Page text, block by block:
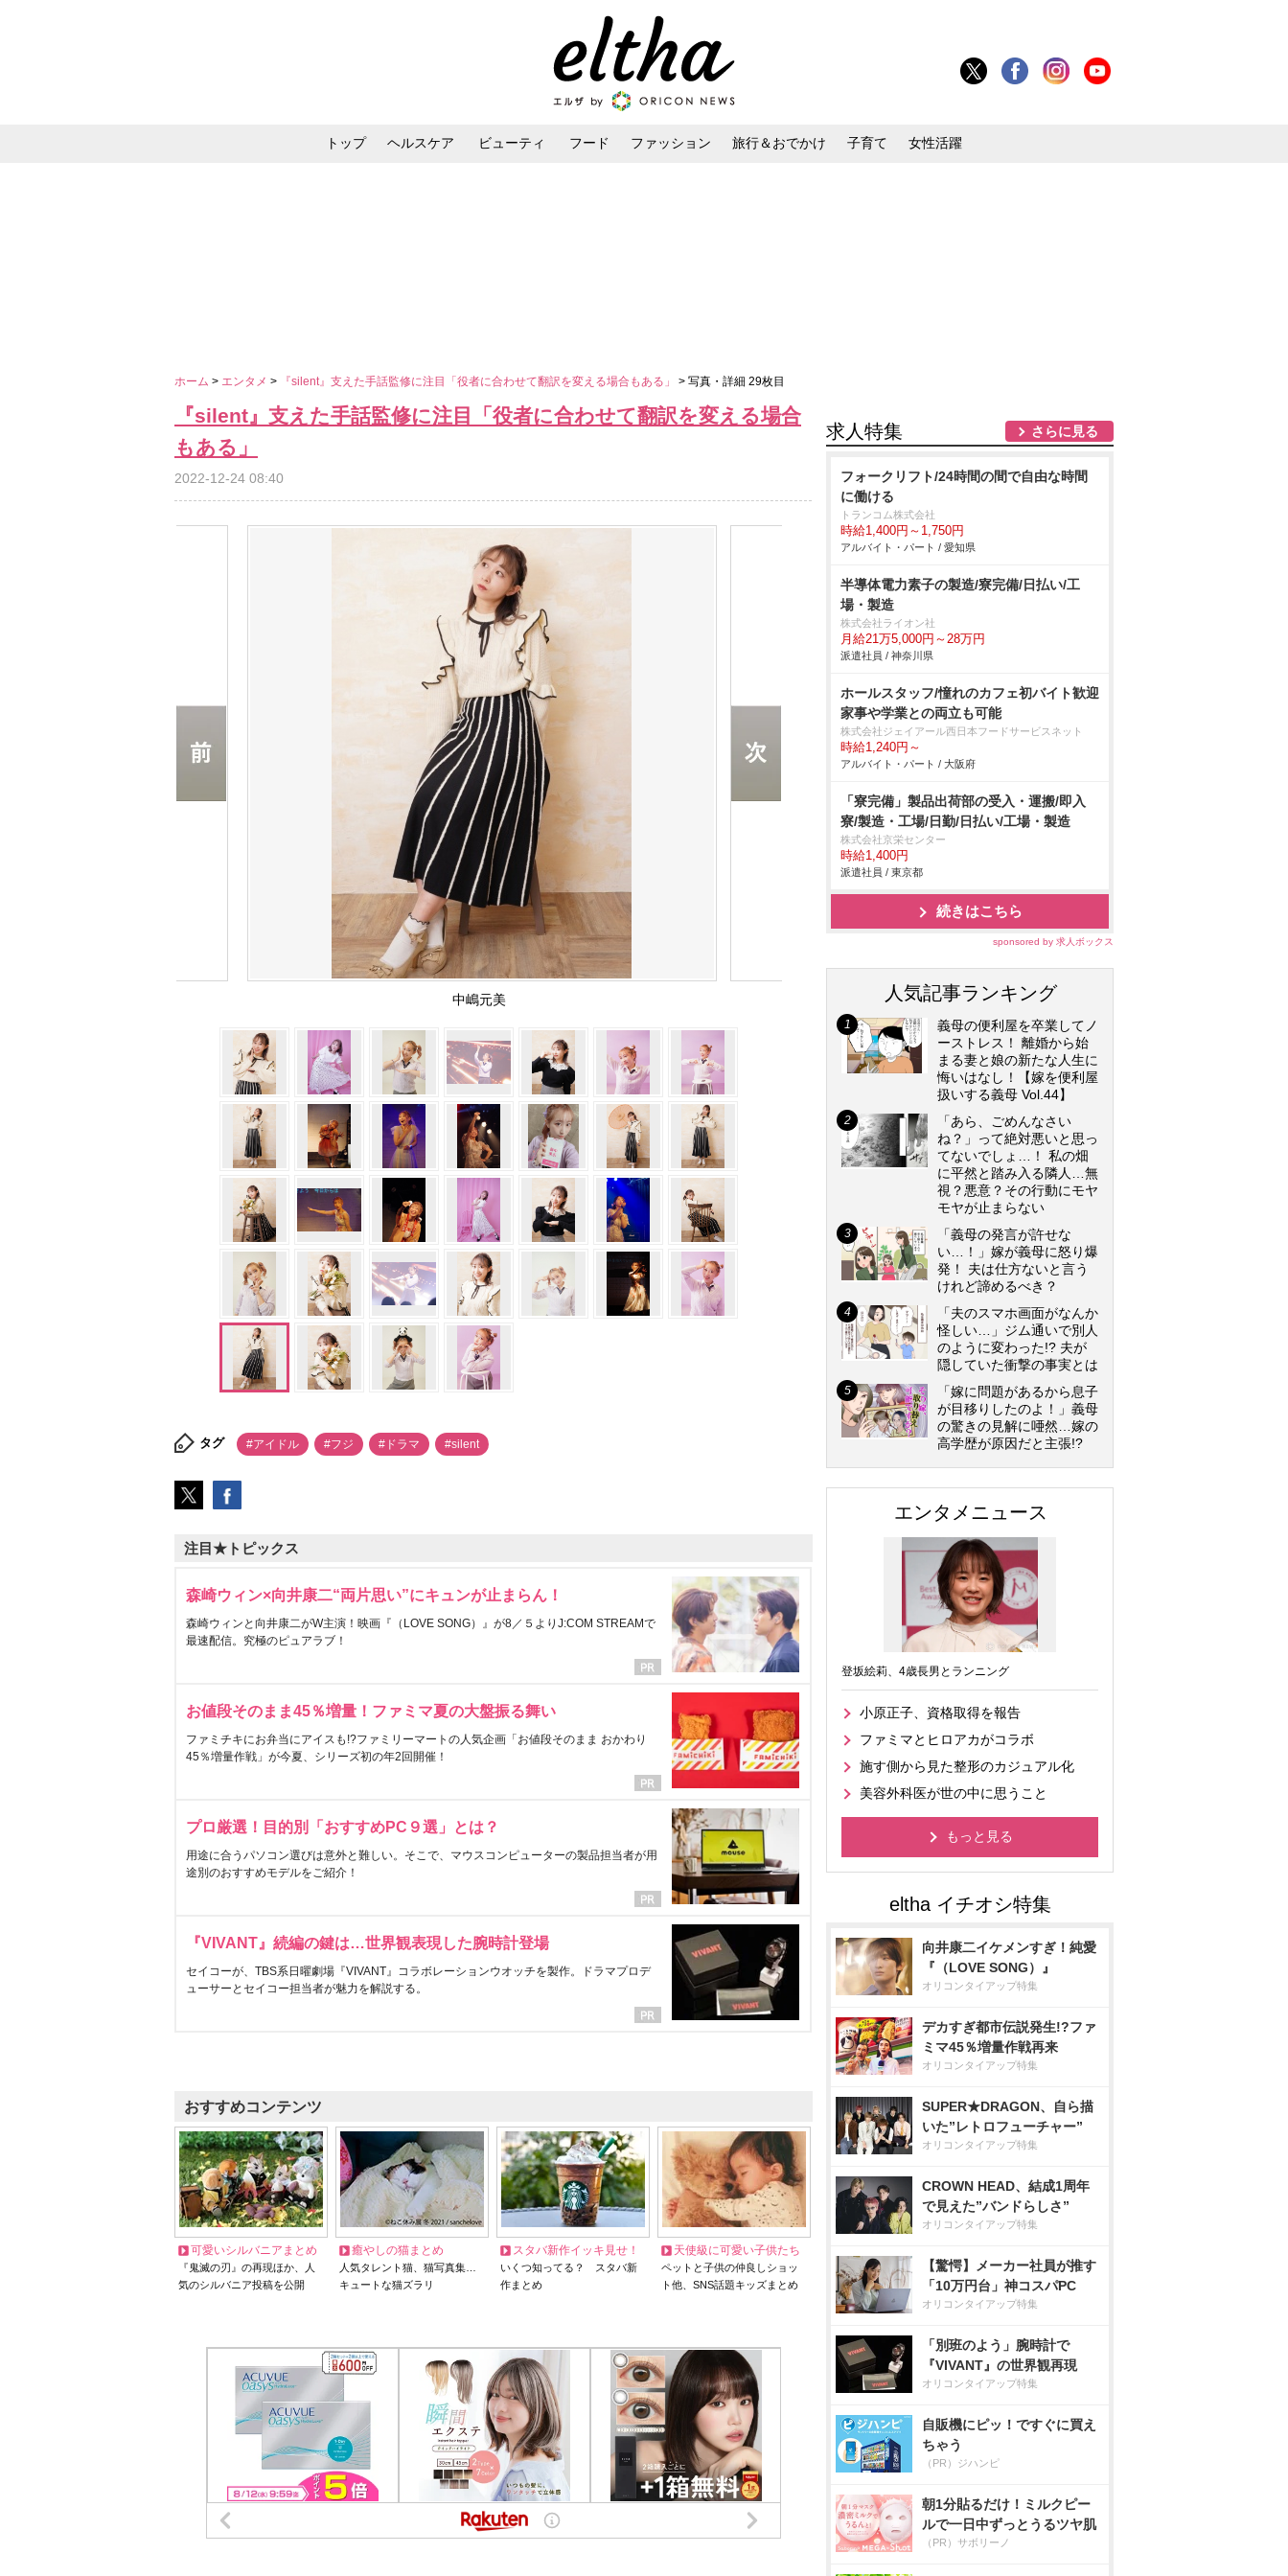
トップ ヘルスケア ビューティ フード ファッション 旅行＆おでかけ 子育て 女性活躍
ホーム > エンタメ > 『silent』支えた手話監修に注目「役者に合わせて翻訳を変える場合もある」 > 写真・詳細 29枚目
『silent』支えた手話監修に注目「役者に合わせて翻訳を変える場合
もある」
2022-12-24 08:40
中嶋元美
タグ #アイドル #フジ #ドラマ #silent
注目★トピックス
森崎ウィン×向井康二“両片思い”にキュンが止まらん！
森崎ウィンと向井康二がW主演！映画『（LOVE SONG）』が8／５よりJ:COM STREAMで
最速配信。究極のピュアラブ！
お値段そのまま45％増量！ファミマ夏の大盤振る舞い
ファミチキにお弁当にアイスも!?ファミリーマートの人気企画「お値段そのまま おかわり
45％増量作戦」が今夏、シリーズ初の年2回開催！
プロ厳選！目的別「おすすめPC９選」とは？
用途に合うパソコン選びは意外と難しい。そこで、マウスコンピューターの製品担当者が用
途別のおすすめモデルをご紹介！
『VIVANT』続編の鍵は…世界観表現した腕時計登場
セイコーが、TBS系日曜劇場『VIVANT』コラボレーションウオッチを製作。ドラマプロデ
ューサーとセイコー担当者が魅力を解説する。
おすすめコンテンツ
可愛いシルバニアまとめ
『鬼滅の刃』の再現ほか、人
気のシルバニア投稿を公開
癒やしの猫まとめ
人気タレント猫、猫写真集…
キュートな猫ズラリ
スタバ新作イッキ見せ！
いくつ知ってる？ スタバ新
作まとめ
天使級に可愛い子供たち
ペットと子供の仲良しショッ
ト他、SNS話題キッズまとめ
求人特集 さらに見る
フォークリフト/24時間の間で自由な時間
に働ける
トランコム株式会社
時給1,400円～1,750円
アルバイト・パート / 愛知県
半導体電力素子の製造/寮完備/日払い/工
場・製造
株式会社ライオン社
月給21万5,000円～28万円
派遣社員 / 神奈川県
ホールスタッフ/憧れのカフェ初バイト歓迎
家事や学業との両立も可能
株式会社ジェイアール西日本フードサービスネット
時給1,240円～
アルバイト・パート / 大阪府
「寮完備」製品出荷部の受入・運搬/即入
寮/製造・工場/日勤/日払い/工場・製造
株式会社京栄センター
時給1,400円
派遣社員 / 東京都
続きはこちら
sponsored by 求人ボックス
人気記事ランキング
義母の便利屋を卒業してノ
ーストレス！ 離婚から始
まる妻と娘の新たな人生に
悔いはなし！【嫁を便利屋
扱いする義母 Vol.44】
「あら、ごめんなさい
ね？」って絶対悪いと思っ
てないでしょ…！ 私の畑
に平然と踏み入る隣人…無
視？悪意？その行動にモヤ
モヤが止まらない
「義母の発言が許せな
い…！」嫁が義母に怒り爆
発！ 夫は仕方ないと言う
けれど諦めるべき？
「夫のスマホ画面がなんか
怪しい…」ジム通いで別人
のように変わった!? 夫が
隠していた衝撃の事実とは
「嫁に問題があるから息子
が目移りしたのよ！」義母
の驚きの見解に唖然…嫁の
高学歴が原因だと主張!?
エンタメニュース
登坂絵莉、4歳長男とランニング
小原正子、資格取得を報告
ファミマとヒロアカがコラボ
施す側から見た整形のカジュアル化
美容外科医が世の中に思うこと
もっと見る
向井康二イケメンすぎ！純愛
『（LOVE SONG）』
オリコンタイアップ特集
デカすぎ都市伝説発生!?ファ
ミマ45％増量作戦再来
オリコンタイアップ特集
SUPER★DRAGON、自ら描
いた”レトロフューチャー”
オリコンタイアップ特集
CROWN HEAD、結成1周年
で見えた”バンドらしさ”
オリコンタイアップ特集
【驚愕】メーカー社員が推す
「10万円台」神コスパPC
オリコンタイアップ特集
「別班のよう」腕時計で
『VIVANT』の世界観再現
オリコンタイアップ特集
自販機にピッ！ですぐに買え
ちゃう
（PR）ジハンピ
朝1分貼るだけ！ミルクピー
ルで一日中ずっとうるツヤ肌
（PR）サボリーノ